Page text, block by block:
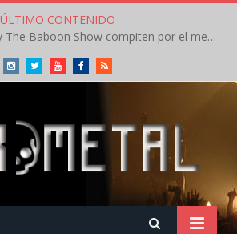
ÚLTIMO CONTENIDO
Crónica: In Flames y The Baboon Show compiten por el mejor concierto del día en el Leyendas del Rock – Viernes – Agosto 2026
InstagramTwitterYoutubeFacebookRSS